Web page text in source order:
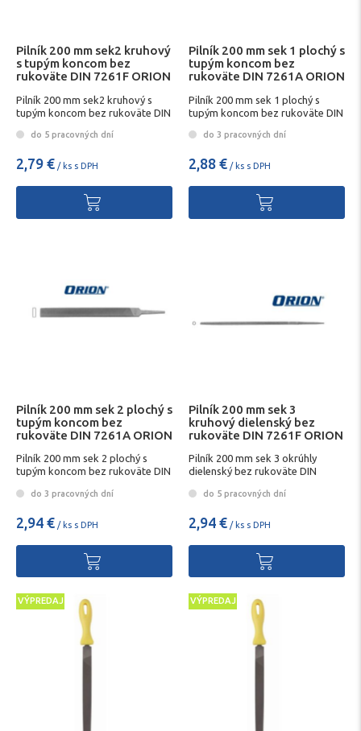
Pilník 200 mm sek2 kruhový
s tupým koncom bez
rukoväte DIN 7261F ORION
Pilník 200 mm sek2 kruhový s
tupým koncom bez rukoväte DIN
do 5 pracovných dní
2,79 € / ks s DPH
Pilník 200 mm sek 1 plochý s
tupým koncom bez
rukoväte DIN 7261A ORION
Pilník 200 mm sek 1 plochý s
tupým koncom bez rukoväte DIN
do 3 pracovných dní
2,88 € / ks s DPH
Pilník 200 mm sek 2 plochý s
tupým koncom bez
rukoväte DIN 7261A ORION
Pilník 200 mm sek 2 plochý s
tupým koncom bez rukoväte DIN
do 3 pracovných dní
2,94 € / ks s DPH
Pilník 200 mm sek 3
kruhový dielenský bez
rukoväte DIN 7261F ORION
Pilník 200 mm sek 3 okrúhly
dielenský bez rukoväte DIN
do 5 pracovných dní
2,94 € / ks s DPH
VÝPREDAJ VÝPREDAJ